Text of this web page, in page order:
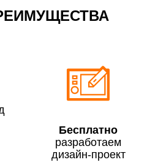
Бесплатно
разработаем
дизайн-проект